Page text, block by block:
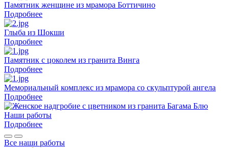
Памятник женщине из мрамора Боттичино
Подробнее
Глыба из Шокши
Подробнее
Памятник с цоколем из гранита Винга
Подробнее
Мемориальный комплекс из мрамора со скульптурой ангела
Подробнее
Наши работы
Подробнее
Все наши работы